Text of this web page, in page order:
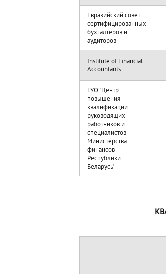
Евразийский совет
сертифицированных
бухгалтеров и
аудиторов
Institute of Financial
Aссountants
ГУО "Центр
повышения
квалификации
руководящих
работников и
специалистов
Министерства
финансов
Республики
Беларусь"